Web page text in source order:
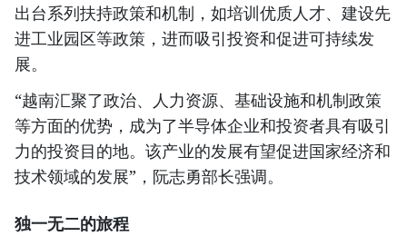
出台系列扶持政策和机制，如培训优质人才、建设先
进工业园区等政策，进而吸引投资和促进可持续发
展。
“越南汇聚了政治、人力资源、基础设施和机制政策
等方面的优势，成为了半导体企业和投资者具有吸引
力的投资目的地。该产业的发展有望促进国家经济和
技术领域的发展”，阮志勇部长强调。
独一无二的旅程